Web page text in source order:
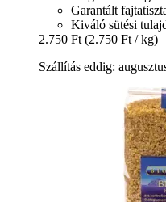
Garantált
Kiváló sütési
2.750 Ft (2.750 Ft / kg)
Szállítás eddig: